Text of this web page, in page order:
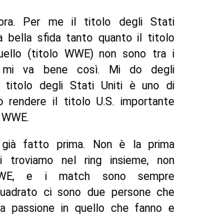
Per me il titolo degli Stati
bella sfida tanto quanto il titolo
(titolo WWE) non sono tra i
mi va bene così. Mi do degli
degli Stati Uniti è uno di
rendere il titolo U.S. importante
già fatto prima. Non è la prima
nel ring insieme, non
e i match sono sempre
ci sono due persone che
passione in quello che fanno e